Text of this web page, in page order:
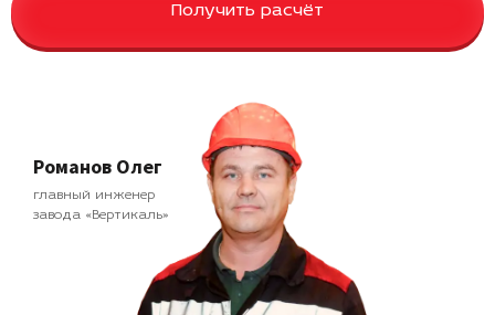
Получить расчёт
Романов Олег
главный инженер
завода «Вертикаль»